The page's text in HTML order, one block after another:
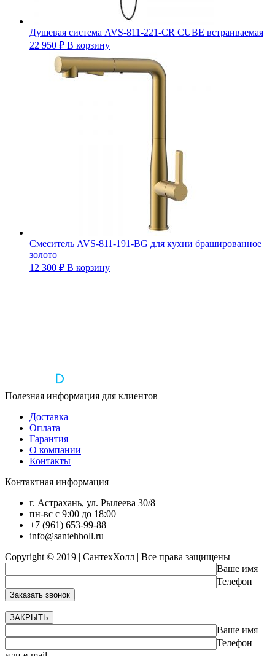
Душевая система AVS-811-221-CR CUBE встраиваемая
22 950 ₽ В корзину
Смеситель AVS-811-191-BG для кухни брашированное
золото
12 300 ₽ В корзину
Полезная информация для клиентов
Доставка
Оплата
Гарантия
О компании
Контакты
Контактная информация
г. Астрахань, ул. Рылеева 30/8
пн-вс с 9:00 до 18:00
+7 (961) 653-99-88
info@santehholl.ru
Copyright © 2019 | СантехХолл | Все права защищены
Ваше имя
Телефон
ЗАКРЫТЬ
Ваше имя
Телефон